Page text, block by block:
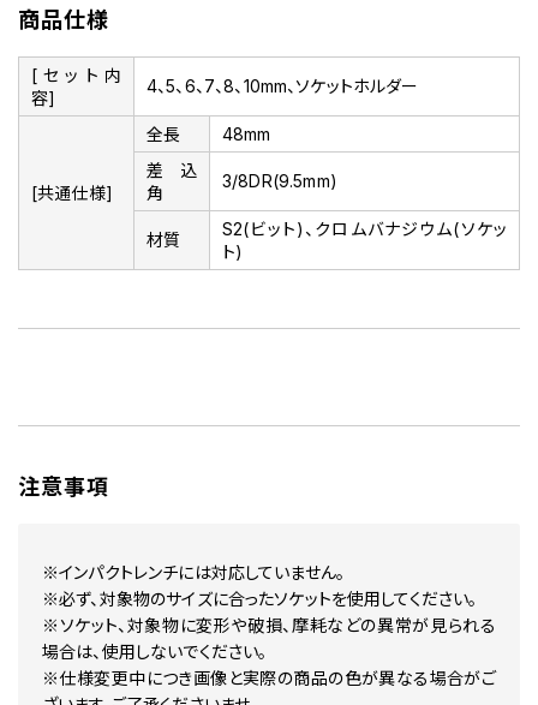
商品仕様
[セット内
容]
4、5、6、7、8、10mm、ソケットホルダー
[共通仕様]
全長
48mm
差込
角
3/8DR(9.5mm)
材質
S2(ビット)、クロムバナジウム(ソケッ
ト)
注意事項
※インパクトレンチには対応していません。
※必ず、対象物のサイズに合ったソケットを使用してください。
※ソケット、対象物に変形や破損、摩耗などの異常が見られる
場合は、使用しないでください。
※仕様変更中につき画像と実際の商品の色が異なる場合がご